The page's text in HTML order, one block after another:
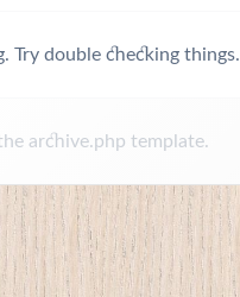
Try double checking things.
archive.php template.